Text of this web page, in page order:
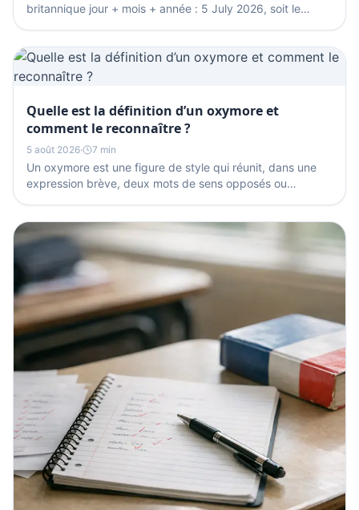
britannique jour + mois + année : 5 July 2026, soit le
Quelle est la définition d’un oxymore et
comment le reconnaître ?
5 août 2026· 7 min
Un oxymore est une figure de style qui réunit, dans une
expression brève, deux mots de sens opposés ou